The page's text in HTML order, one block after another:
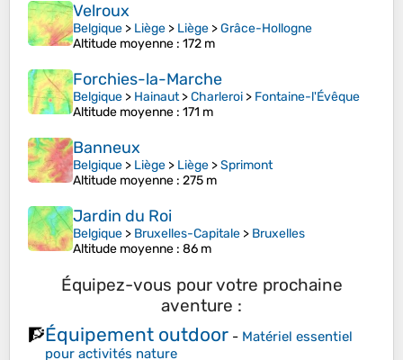
Velroux
Belgique > Liège > Liège >Grâce-Hollogne
Altitude moyenne : 172 m
Forchies-la-Marche
Belgique > Hainaut>Charleroi > Fontaine-l'Évêque
Altitude moyenne : 171 m
Banneux
Belgique > Liège > Liège >Sprimont
Altitude moyenne : 275 m
Jardin du Roi
Belgique > Bruxelles-Capitale > Bruxelles
Altitude moyenne : 86 m
Équipez-vous pour votre prochaine
aventure :
🧗Équipement outdoor - Matériel essentiel
pour activités nature